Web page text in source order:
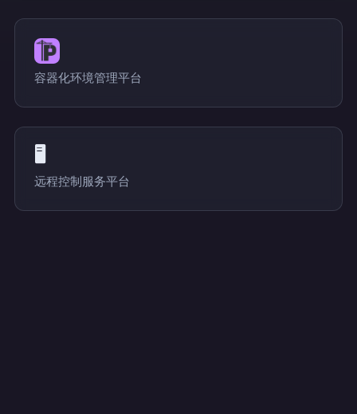
容器化环境管理平台
🖥️ RustDesk
远程控制服务平台